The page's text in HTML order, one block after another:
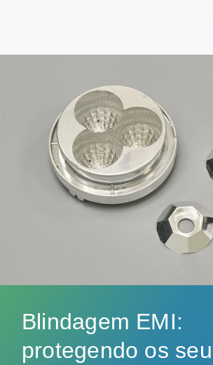
Blindagem EMI:
protegendo os